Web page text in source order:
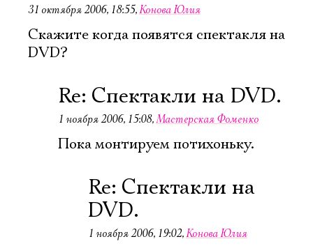
31 октября 2006, 18:55,Конова Юлия
Скажите когда появятся спектакля на
DVD?
Re: Спектакли на DVD.
1 ноября 2006, 15:08,Мастерская Фоменко
Пока монтируем потихоньку.
Re: Спектакли на
DVD.
1 ноября 2006, 19:02,Конова Юлия
Электропочта